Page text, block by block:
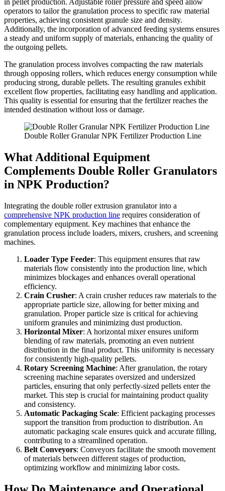
in pellet production. Adjustable roller pressure and speed allow
operators to tailor the granulation process to specific raw material
properties, achieving consistent granule size and density.
Additionally, the incorporation of advanced feeding systems ensures
a steady and uniform supply of materials, enhancing the quality of
the outgoing pellets.
The granulation process involves compacting the raw materials
through opposing rollers, which reduces energy consumption while
producing strong, durable pellets. The resulting granules exhibit
excellent flow properties, facilitating easy handling and application.
This quality is essential for ensuring that the fertilizer reaches the
intended destination without loss or damage.
Double Roller Granular NPK Fertilizer Production Line
What Additional Equipment
Complements Double Roller Granulators
in NPK Production?
Integrating the double roller extrusion granulator into a
comprehensive NPK production line requires consideration of
complementary equipment. Key machines that enhance the
granulation process include loaders, mixers, crushers, and screening
machines.
Loader Type Feeder: This equipment ensures that raw
materials flow consistently into the production line, which
minimizes blockages and enhances overall operational
efficiency.
Crain Crusher: A crain crusher reduces raw materials to the
appropriate particle size, allowing for better mixing and
granulation. Proper particle size is critical for achieving
uniform granules and minimizing dust production.
Horizontal Mixer: A horizontal mixer ensures uniform
blending of raw materials, promoting an even nutrient
distribution in the final product. This uniformity is necessary
for consistently high-quality pellets.
Rotary Screening Machine: After granulation, the rotary
screening machine separates oversized and undersized
particles, ensuring that only perfectly-sized pellets enter the
market. This step is crucial for maintaining product quality
and consistency.
Automatic Packaging Scale: Efficient packaging processes
support the transition from production to distribution. An
automatic packaging scale ensures quick and accurate filling,
contributing to a streamlined operation.
Belt Conveyors: Conveyors facilitate the smooth movement
of materials between different stages of production,
optimizing workflow and minimizing labor costs.